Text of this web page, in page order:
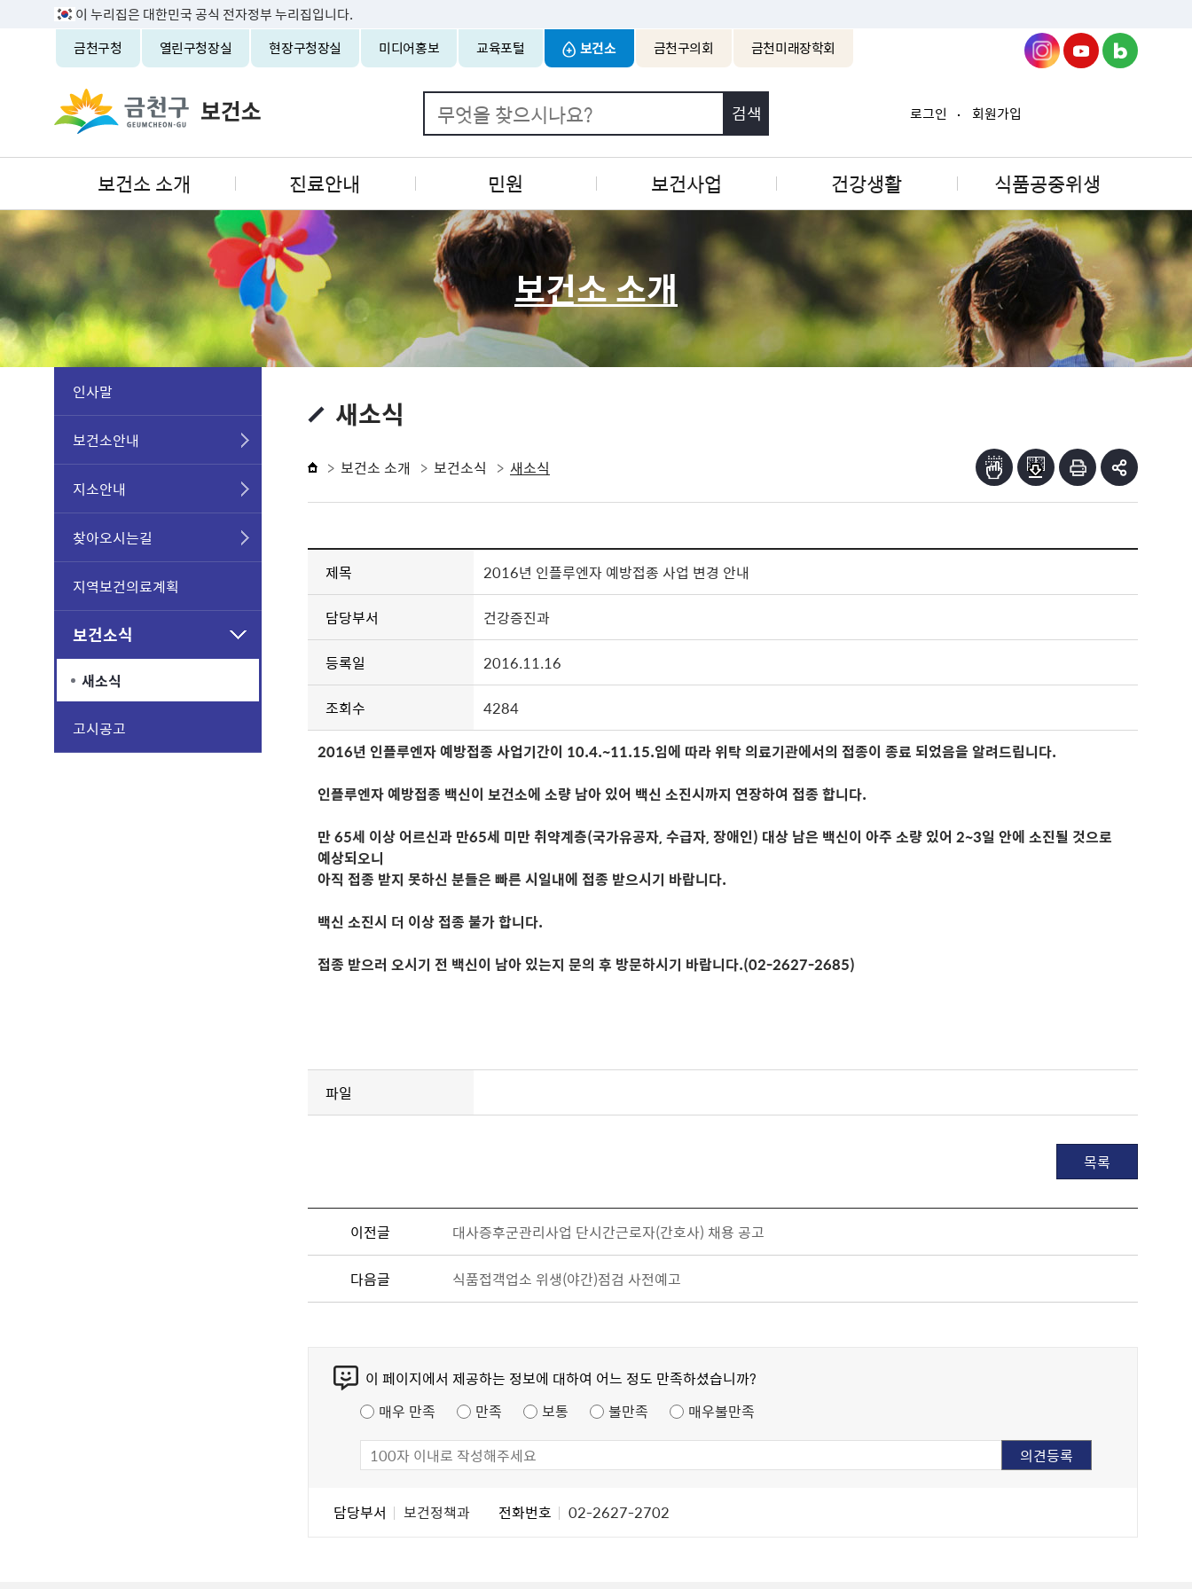
이 누리집은 대한민국 공식 전자정부 누리집입니다.
금천구청
열린구청장실 현장구청장실 미디어홍보 교육포털 보건소 금천구의회 금천미래장학회
로그인 회원가입
보건소 소개 진료안내 민원 보건사업 건강생활 식품공중위생
보건소 소개
인사말
보건소안내
지소안내
찾아오시는길
지역보건의료계획
보건소식
새소식
고시공고
새소식
보건소 소개 보건소식 새소식
제목 2016년 인플루엔자 예방접종 사업 변경 안내
담당부서 건강증진과
등록일 2016.11.16
조회수 4284
2016년 인플루엔자 예방접종 사업기간이 10.4.~11.15.임에 따라위탁 의료기관에서의 접종이 종료 되었음을 알려드립니다.
인플루엔자 예방접종 백신이 보건소에 소량 남아 있어 백신 소진시까지 연장하여 접종 합니다.
만 65세 이상 어르신과 만65세 미만 취약계층(국가유공자, 수급자, 장애인) 대상 남은 백신이 아주 소량 있어 2~3일 안에 소진될 것으로
예상되오니
아직 접종 받지 못하신 분들은 빠른 시일내에 접종 받으시기 바랍니다.
백신 소진시 더 이상 접종 불가 합니다.
접종 받으러 오시기 전 백신이 남아 있는지 문의 후 방문하시기 바랍니다.(02-2627-2685)
파일
목록
이전글 대사증후군관리사업 단시간근로자(간호사) 채용 공고
다음글 식품접객업소 위생(야간)점검 사전예고
이 페이지에서 제공하는 정보에 대하여 어느 정도 만족하셨습니까?
매우 만족
만족 보통 불만족 매우불만족
담당부서 보건정책과 전화번호 02-2627-2702